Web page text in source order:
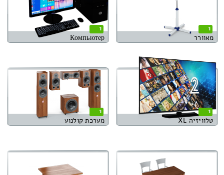
1
מאוורר
1
Компьютер
1
טלוויזיה XL
1
מערכת קולנוע